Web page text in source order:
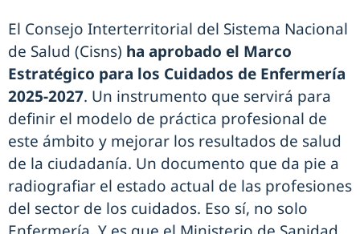
El Consejo Interterritorial del Sistema Nacional
de Salud (Cisns) ha aprobado el Marco
Estratégico para los Cuidados de Enfermería
2025-2027. Un instrumento que servirá para
definir el modelo de práctica profesional de
este ámbito y mejorar los resultados de salud
de la ciudadanía. Un documento que da pie a
radiografiar el estado actual de las profesiones
del sector de los cuidados. Eso sí, no solo